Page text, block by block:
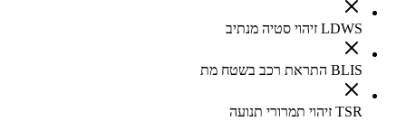
LDWS זיהוי סטיה מנתיב
BLIS התראת רכב בשטח מת
TSR זיהוי תמרורי תנועה